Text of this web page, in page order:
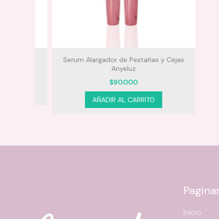
Serum Alargador de Pestañas y Cejas
Anyeluz
90.000
AÑADIR AL CARRITO
Inicio